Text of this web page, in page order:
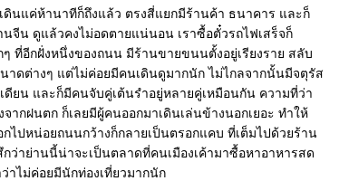
ดินแค่ห้านาทีก็ถึงแล้ว ตรงสี่แยกมีร้านค้า ธนาคาร และก็
จีน ดูแล้วคงไม่อดตายแน่นอน เราซื้อตั๋วรถไฟเสร็จก็
ที่อีกฝั่งหนึ่งของถนน มีร้านขายขนนตั้งอยู่เรียงราย สลับ
ดต่างๆ แต่ไม่ค่อยมีคนเดินดูมากนัก ไม่ไกลจากนั้นมีจตุรัส
ยน และก็มีคนจับคู่เต้นรำอยู่หลายคู่เหมือนกัน ความที่ว่า
กฝนตก ก็เลยมีผู้คนออกมาเดินเล่นข้างนอกเยอะ ทำให้
ไปหน่อยถนนกว้างก็กลายเป็นตรอกแคบ ที่เต็มไปด้วยร้าน
าย่านนี้น่าจะเป็นตลาดที่คนเมืองเค้ามาซื้อหาอาหารสด
าไม่ค่อยมีนักท่องเที่ยวมากนัก